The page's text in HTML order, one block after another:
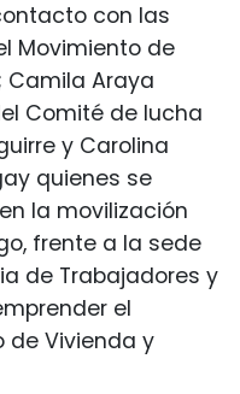
con las
Movimiento de
Camila Araya
Comité de lucha
y Carolina
quienes se
la movilización
frente a la sede
de Trabajadores y
el
de Vivienda y